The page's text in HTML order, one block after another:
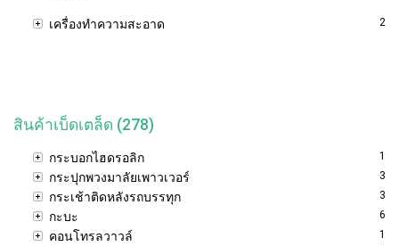
เครื่องทำความสะอาด 2
สินค้าเบ็ดเตล็ด (278)
กระบอกไฮดรอลิก 1
กระปุกพวงมาลัยเพาวเวอร์ 3
กระเช้าติดหลังรถบรรทุก 3
กะบะ 6
คอนโทรลวาวล์ 1